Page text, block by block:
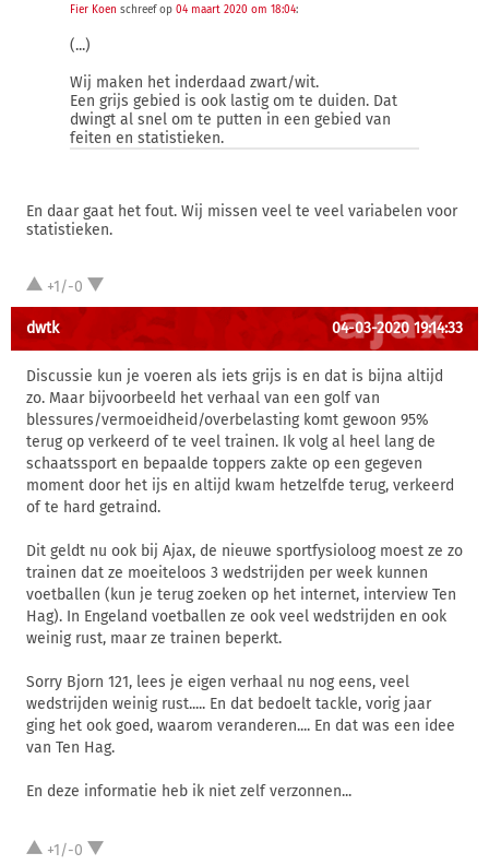
Fier Koen schreef op 04 maart 2020 om 18:04:
(...)
Wij maken het inderdaad zwart/wit.
Een grijs gebied is ook lastig om te duiden. Dat
dwingt al snel om te putten in een gebied van
feiten en statistieken.
En daar gaat het fout. Wij missen veel te veel variabelen voor
statistieken.
+1/-0
dwtk 04-03-2020 19:14:33
Discussie kun je voeren als iets grijs is en dat is bijna altijd
zo. Maar bijvoorbeeld het verhaal van een golf van
blessures/vermoeidheid/overbelasting komt gewoon 95%
terug op verkeerd of te veel trainen. Ik volg al heel lang de
schaatssport en bepaalde toppers zakte op een gegeven
moment door het ijs en altijd kwam hetzelfde terug, verkeerd
of te hard getraind.
Dit geldt nu ook bij Ajax, de nieuwe sportfysioloog moest ze zo
trainen dat ze moeiteloos 3 wedstrijden per week kunnen
voetballen (kun je terug zoeken op het internet, interview Ten
Hag). In Engeland voetballen ze ook veel wedstrijden en ook
weinig rust, maar ze trainen beperkt.
Sorry Bjorn 121, lees je eigen verhaal nu nog eens, veel
wedstrijden weinig rust..... En dat bedoelt tackle, vorig jaar
ging het ook goed, waarom veranderen.... En dat was een idee
van Ten Hag.
En deze informatie heb ik niet zelf verzonnen...
+1/-0